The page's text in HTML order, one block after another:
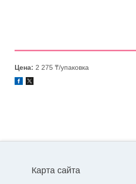
Цена: 2 275 ₸/упаковка
Карта сайта